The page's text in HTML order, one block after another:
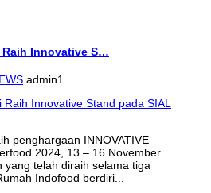
Raih Innovative S…
admin1
penghargaan INNOVATIVE
2024, 13 – 16 November
telah diraih selama tiga
Indofood berdiri...